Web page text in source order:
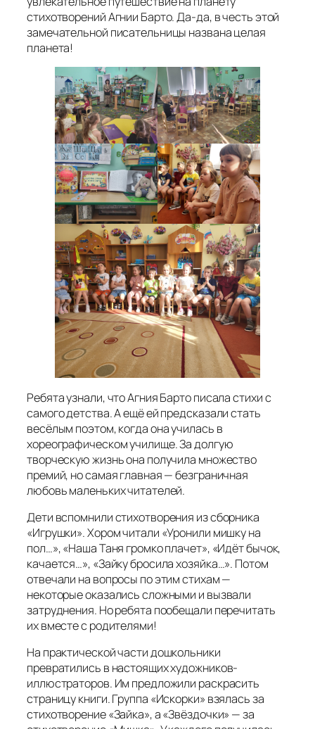
стихотворений Агнии Барто. Да-да, в честь этой
замечательной писательницы названа целая
планета!
Ребята узнали, что Агния Барто писала стихи с
самого детства. А ещё ей предсказали стать
весёлым поэтом, когда она училась в
хореографическом училище. За долгую
творческую жизнь она получила множество
премий, но самая главная — безграничная
любовь маленьких читателей.
Дети вспомнили стихотворения из сборника
«Игрушки». Хором читали «Уронили мишку на
пол…», «Наша Таня громко плачет», «Идёт бычок,
качается…», «Зайку бросила хозяйка…». Потом
отвечали на вопросы по этим стихам —
некоторые оказались сложными и вызвали
затруднения. Но ребята пообещали перечитать
их вместе с родителями!
На практической части дошкольники
превратились в настоящих художников-
иллюстраторов. Им предложили раскрасить
страницу книги. Группа «Искорки» взялась за
стихотворение «Зайка», а «Звёздочки» — за